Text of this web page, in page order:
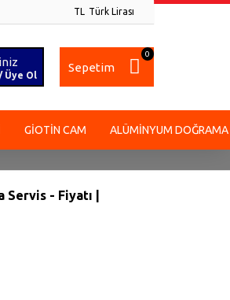
TL Türk Lirası
Üye Ol
Sepetim
0
GIOTIN CAM ALÜMINYUM DOĞRAMA
- Fiyatı |